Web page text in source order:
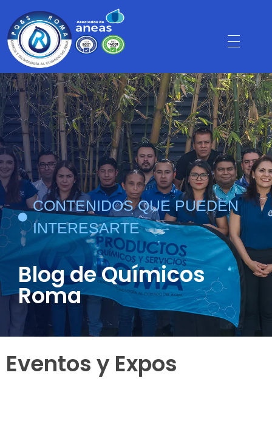
CONTENIDOS QUE PUEDEN
INTERESARTE
Blog de Químicos
Roma
Eventos y Expos